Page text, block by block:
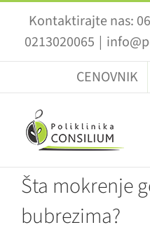
content
Kontaktirajte nas:
0213020065 |
CENOVNIK
Šta mokrenje
bubrezima?